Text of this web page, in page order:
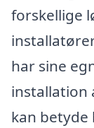
forskellige
har sine
installation
kan betyde